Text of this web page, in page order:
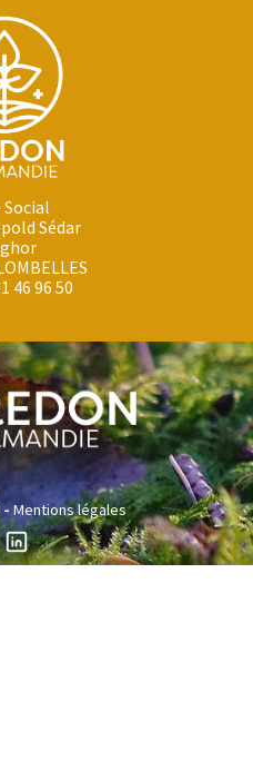
Social
Sédar
46 96 50
-Mentions légales